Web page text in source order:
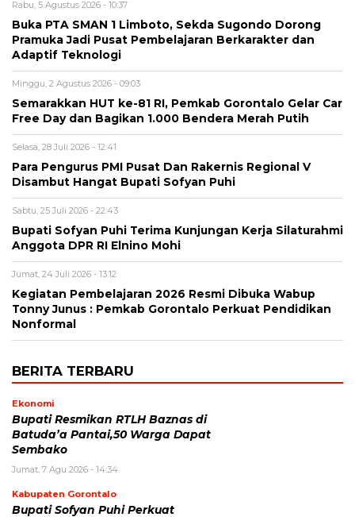
Rabu, 5 Agustus 2026 - 10:37
Buka PTA SMAN 1 Limboto, Sekda Sugondo Dorong
Pramuka Jadi Pusat Pembelajaran Berkarakter dan
Adaptif Teknologi
Minggu, 2 Agustus 2026 - 09:03
Semarakkan HUT ke-81 RI, Pemkab Gorontalo Gelar Car
Free Day dan Bagikan 1.000 Bendera Merah Putih
Selasa, 28 Juli 2026 - 12:41
Para Pengurus PMI Pusat Dan Rakernis Regional V
Disambut Hangat Bupati Sofyan Puhi
Sabtu, 25 Juli 2026 - 22:43
Bupati Sofyan Puhi Terima Kunjungan Kerja Silaturahmi
Anggota DPR RI Elnino Mohi
Jumat, 24 Juli 2026 - 13:12
Kegiatan Pembelajaran 2026 Resmi Dibuka Wabup
Tonny Junus : Pemkab Gorontalo Perkuat Pendidikan
Nonformal
BERITA TERBARU
Ekonomi
Bupati Resmikan RTLH Baznas di
Batuda’a Pantai,50 Warga Dapat
Sembako
Jumat, 7 Agu 2026 - 14:34
Kabupaten Gorontalo
Bupati Sofyan Puhi Perkuat